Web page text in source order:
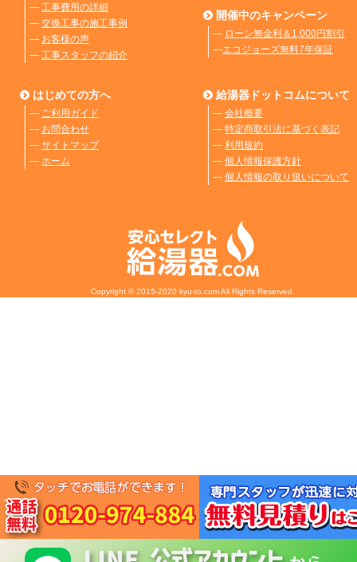
― 工事費用の詳細
― 交換工事の施工事例
― お客様の声
― 工事スタッフの紹介
開催中のキャンペーン
― ローン無金利＆1,000円割引
―エコジョーズ無料7年保証
はじめての方へ
― ご利用ガイド
― お問合わせ
― サイトマップ
― ホーム
給湯器ドットコムについて
― 会社概要
― 特定商取引法に基づく表記
― 利用規約
― 個人情報保護方針
― 個人情報の取り扱いについて
Copyright © 2015-2020 kyu-to.com All Rights Reserved.